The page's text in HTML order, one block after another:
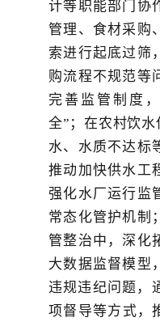
计等职能部门协
管理、食材采购
索进行起底过筛
购流程不规范等
完善监管制度
全”；在农村饮
水、水质不达标
推动加快供水工
强化水厂运行监
常态化管护机制
管整治中，深化
大数据监督模型
违规违纪问题，
项督导等方式